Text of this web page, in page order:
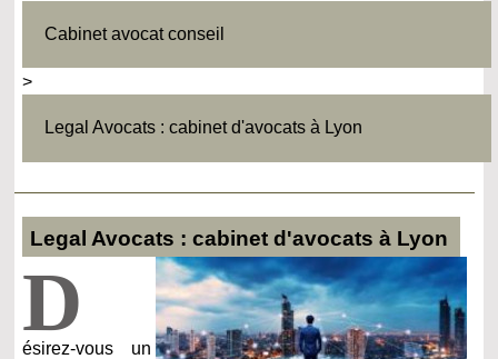
Cabinet avocat conseil
>
Legal Avocats : cabinet d'avocats à Lyon
Legal Avocats : cabinet d'avocats à Lyon
D
ésirez-vous un